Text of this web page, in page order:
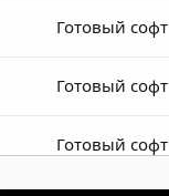
Готовый софт
Готовый софт
Готовый софт